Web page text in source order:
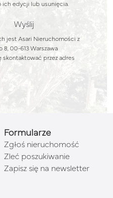
edycji lub usunięcia.
jest Asari Nieruchomości z
8, 00-613 Warszawa
skontaktować przez adres
Formularze
Zgłoś nieruchomość
Zleć poszukiwanie
Zapisz się na newsletter